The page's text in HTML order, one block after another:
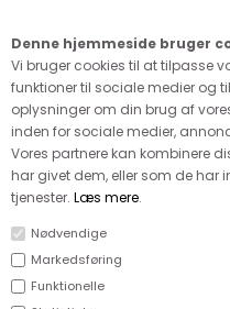
Denne hjemmeside bruger
Vi bruger cookies til at tilpasse
funktioner til sociale medier og
oplysninger om din brug af
inden for sociale medier,
Vores partnere kan kombinere
har givet dem, eller som de har
tjenester. Læs mere.
Nødvendige
Markedsføring
Funktionelle
FORSIDE›TILBEHØR›ALLE KNAPPER